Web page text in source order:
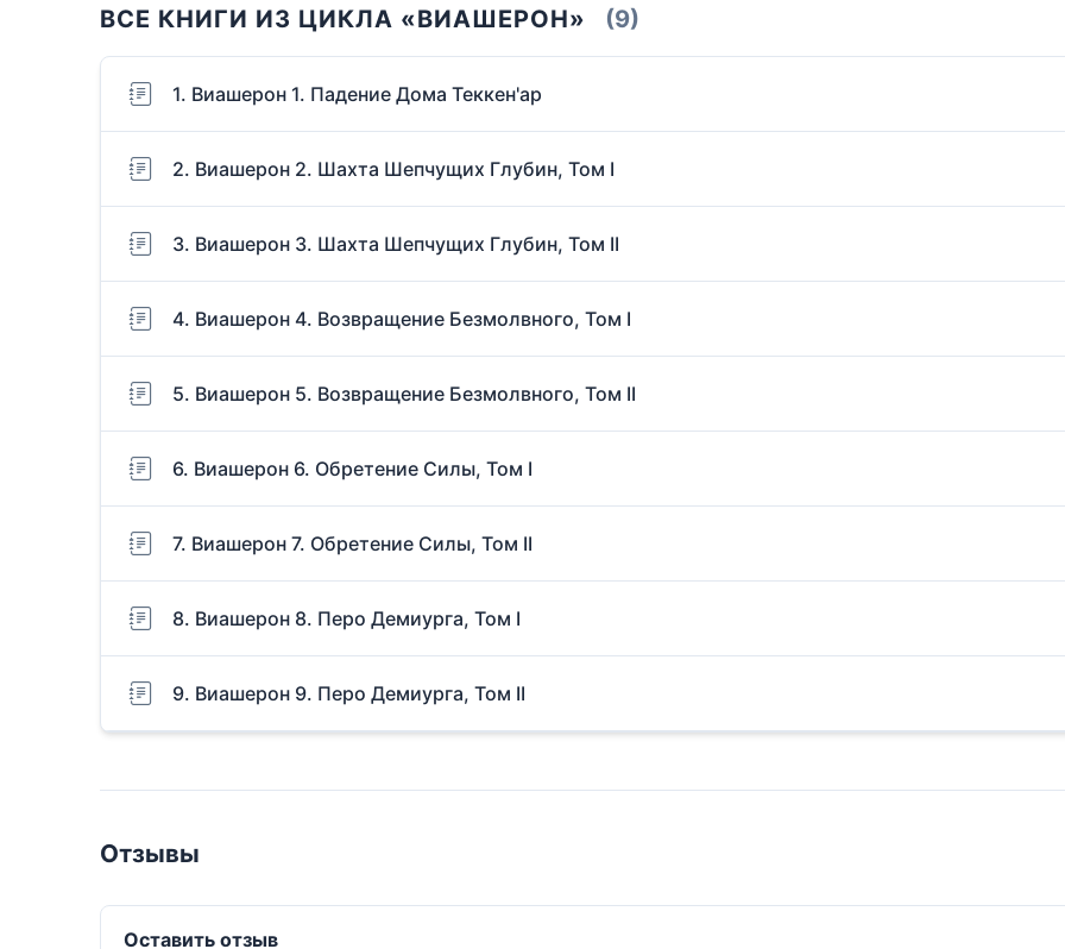
ВСЕ КНИГИ ИЗ ЦИКЛА «ВИАШЕРОН» (9)
1. Виашерон 1. Падение Дома Теккен'ар
2. Виашерон 2. Шахта Шепчущих Глубин, Том I
3. Виашерон 3. Шахта Шепчущих Глубин, Том II
4. Виашерон 4. Возвращение Безмолвного, Том I
5. Виашерон 5. Возвращение Безмолвного, Том II
6. Виашерон 6. Обретение Силы, Том I
7. Виашерон 7. Обретение Силы, Том II
8. Виашерон 8. Перо Демиурга, Том I
9. Виашерон 9. Перо Демиурга, Том II
Отзывы
Оставить отзыв